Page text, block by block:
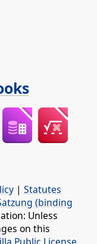
| Statutes
(binding
Unless
on this